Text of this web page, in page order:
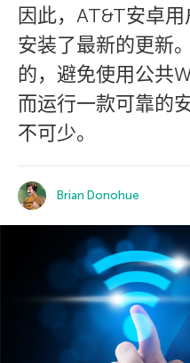
因此，AT&T安卓
安装了最新的更新
的，避免使用公共
而运行一款可靠的
不可少。
Brian Donohue